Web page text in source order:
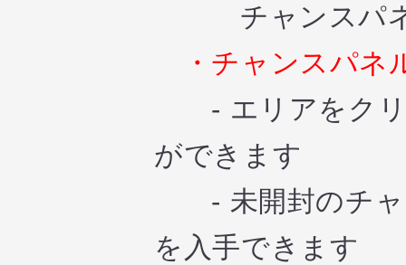
チャンスパネ
・チャンスパネ
- エリアをクリ
ができます
- 未開封のチャ
を入手できます